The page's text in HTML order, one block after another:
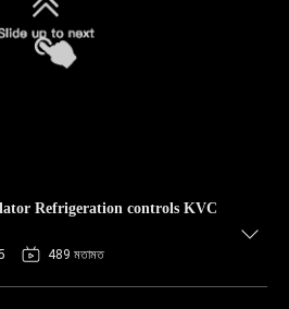
Refrigeration controls KVC
489 মতামত